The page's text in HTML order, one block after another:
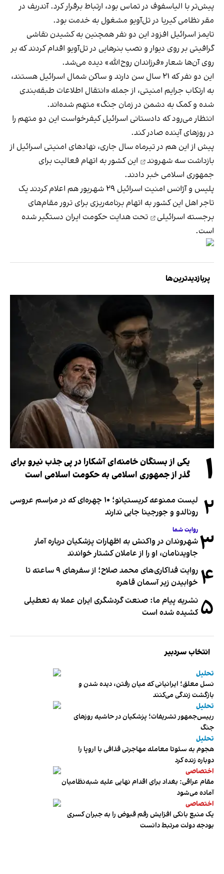
پیش‎‌تر با الیاسفوف در تماس بود، ارتباط برقرار کرد. آندریف در
مقر نظامی کیریا در تل‌آویو مشغول به خدمت بود.
تایمز اسرائیل افزود این دو نفر همچنین به کشیدن نقاشی
گرافیتی بر روی دیوار و نصب بنرهایی در تل‌آویو اقدام کردند که بر
روی آن‌ها شعار «فرزاندان روح‌الله» دیده می‌شد.
این دو نفر که ۲۱ سال سن دارند و ساکن شمال اسرائیل هستند،
به ارتکاب جرایم امنیتی، از جمله «انتقال اطلاعات طبقه‌بندی
شده و کمک به دشمن در زمان جنگ» متهم شده‌اند.
انتظار می‌رود که دادستانی اسرائیل کیفرخواست این دو متهم را
در روزهای آینده صادر کند.
پیش از این هم در تیرماه سال جاری، نهادهای امنیتی اسرائیل از
بازداشت سه شهروند
این کشور به اتهام فعالیت برای
جمهوری اسلامی خبر دادند.
پلیس و آژانس امنیت اسرائیل ۲۹ شهریور هم اعلام کردند یک
تاجر اهل این کشور به اتهام برنامه‌ریزی برای ترور مقام‌های
برجسته اسرائیلی
تحت هدایت حکومت ایران دستگیر شده
است.
پربازدیدترین‌ها
۱
یکی از بستگان خامنه‌ای آشکارا در پی جذب نیرو برای
گذر از جمهوری اسلامی به حکومت اسلامی است
۲
لیست ممنوعه کریستیانو؛ ۱۰ چهره‌ای که در مراسم عروسی
رونالدو و جورجینا جایی ندارند
۳ روایت شما
شهروندان در واکنش به اظهارات پزشکیان درباره آمار
جاویدنامان، او را از عاملان کشتار خواندند
۴
روایت فداکاری‌های محمد صلاح؛ از سفرهای ۹ ساعته تا
خوابیدن زیر آسمان قاهره
۵ نشریه پیام ما: صنعت گردشگری ایران عملا به تعطیلی
کشیده شده است
انتخاب سردبیر
تحلیل
نسل معلق؛ ایرانیانی که میان رفتن، دیده شدن و
بازگشت زندگی می‌کنند
تحلیل
رییس‌جمهور تشریفات؛ پزشکیان در حاشیه روزهای
جنگ
تحلیل
هجوم به سئوتا معامله مهاجرتی قذافی با اروپا را
دوباره زنده کرد
اختصاصی
مقام عراقی: بغداد برای اقدام نهایی علیه شبه‌نظامیان
آماده می‌شود
اختصاصی
یک منبع بانکی افزایش رقم قبوض را به جبران کسری
بودجه دولت مرتبط دانست